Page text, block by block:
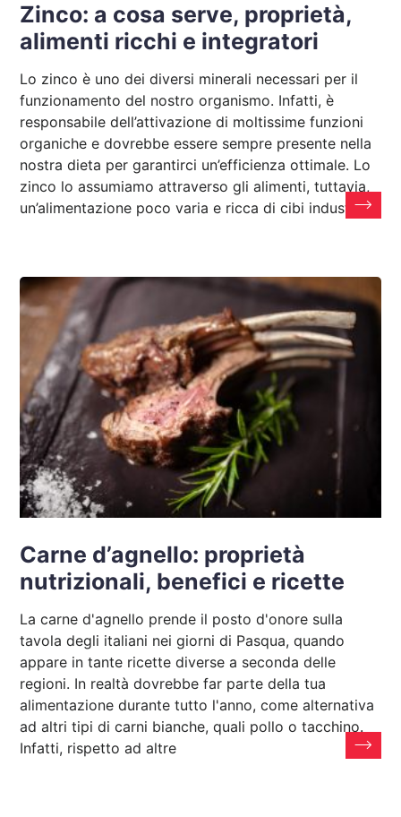
Zinco: a cosa serve, proprietà,
alimenti ricchi e integratori
Lo zinco è uno dei diversi minerali necessari per il
funzionamento del nostro organismo. Infatti, è
responsabile dell’attivazione di moltissime funzioni
organiche e dovrebbe essere sempre presente nella
nostra dieta per garantirci un’efficienza ottimale. Lo
zinco lo assumiamo attraverso gli alimenti, tuttavia,
un’alimentazione poco varia e ricca di cibi industriali
Carne d’agnello: proprietà
nutrizionali, benefici e ricette
La carne d'agnello prende il posto d'onore sulla
tavola degli italiani nei giorni di Pasqua, quando
appare in tante ricette diverse a seconda delle
regioni. In realtà dovrebbe far parte della tua
alimentazione durante tutto l'anno, come alternativa
ad altri tipi di carni bianche, quali pollo o tacchino.
Infatti, rispetto ad altre